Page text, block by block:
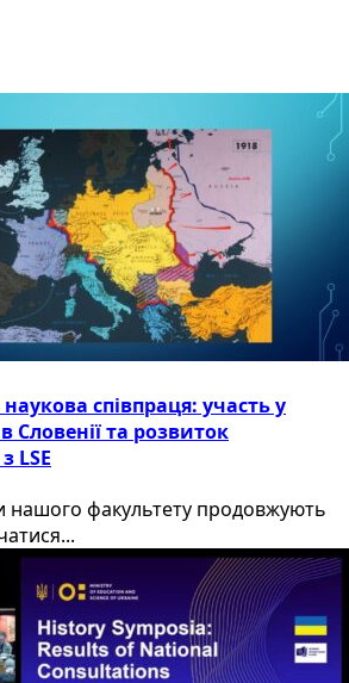
співпраця: участь у
Словенії та розвиток
LSE
нашого факультету продовжують